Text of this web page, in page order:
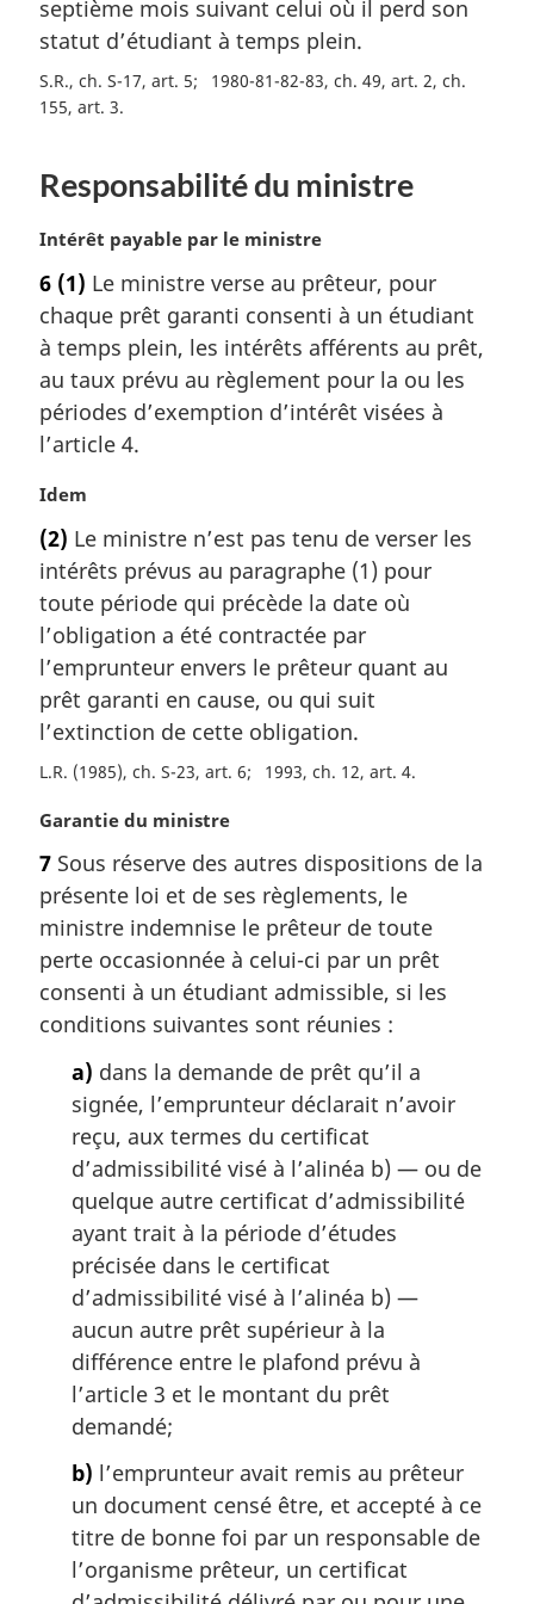
i
n
l
e
septième mois suivant celui où il perd son
statut d’étudiant à temps plein.
S.R., ch. S-17, art. 5
1980-81-82-83, ch. 49, art. 2, ch.
155, art. 3
Responsabilité du ministre
N
t
e
m
a
g
i
a
l
e
:
Intérêt payable par le ministre
6 (1) Le ministre verse au prêteur, pour
chaque prêt garanti consenti à un étudiant
à temps plein, les intérêts afférents au prêt,
au taux prévu au règlement pour la ou les
périodes d’exemption d’intérêt visées à
l’article 4.
N
t
e
m
a
g
i
n
l
e
Idem
(2) Le ministre n’est pas tenu de verser les
intérêts prévus au paragraphe (1) pour
toute période qui précède la date où
l’obligation a été contractée par
l’emprunteur envers le prêteur quant au
prêt garanti en cause, ou qui suit
l’extinction de cette obligation.
L.R. (1985), ch. S-23, art. 6 1993, ch. 12, art. 4
N
t
e
m
a
r
g
i
Garantie du ministre
7 Sous réserve des autres dispositions de la
présente loi et de ses règlements, le
ministre indemnise le prêteur de toute
perte occasionnée à celui-ci par un prêt
consenti à un étudiant admissible, si les
conditions suivantes sont réunies :
a) dans la demande de prêt qu’il a
signée, l’emprunteur déclarait n’avoir
reçu, aux termes du certificat
d’admissibilité visé à l’alinéa b) — ou de
quelque autre certificat d’admissibilité
ayant trait à la période d’études
précisée dans le certificat
d’admissibilité visé à l’alinéa b) —
aucun autre prêt supérieur à la
différence entre le plafond prévu à
l’article 3 et le montant du prêt
demandé;
b) l’emprunteur avait remis au prêteur
un document censé être, et accepté à ce
titre de bonne foi par un responsable de
l’organisme prêteur, un certificat